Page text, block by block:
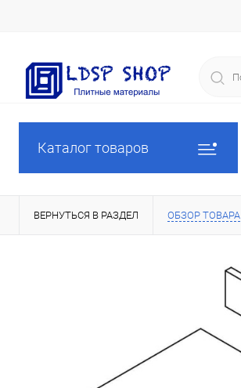
Каталог товаров
ВЕРНУТЬСЯ В РАЗДЕЛ ОБЗОР ТОВАРА